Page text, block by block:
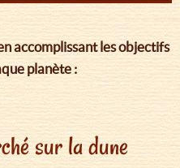
accomplissant les objectifs
planète :
sur la dune